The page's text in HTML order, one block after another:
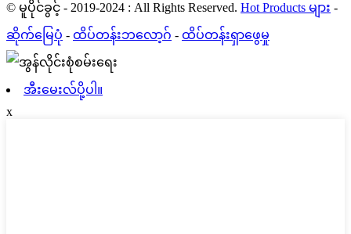
© မူပိုင်ခွင့် - 2019-2024 : All Rights Reserved. Hot Products များ -
ဆိုက်မြေပုံ - ထိပ်တန်းဘလော့ဂ် - ထိပ်တန်းရှာဖွေမှု
အီးမေးလ်ပို့ပါ။
x